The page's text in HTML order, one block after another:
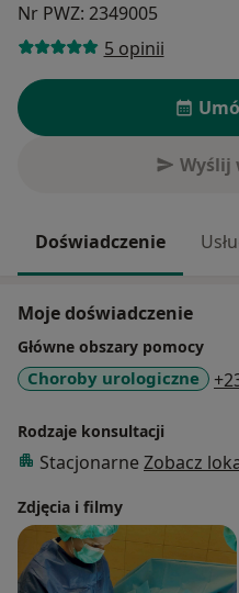
Nr PWZ: 2349005
5 opinii
Wyślij
Doświadczenie
Moje doświadczenie
Główne obszary pomocy
Choroby urologiczne
Rodzaje konsultacji
Stacjonarne Zobacz
Zdjęcia i filmy